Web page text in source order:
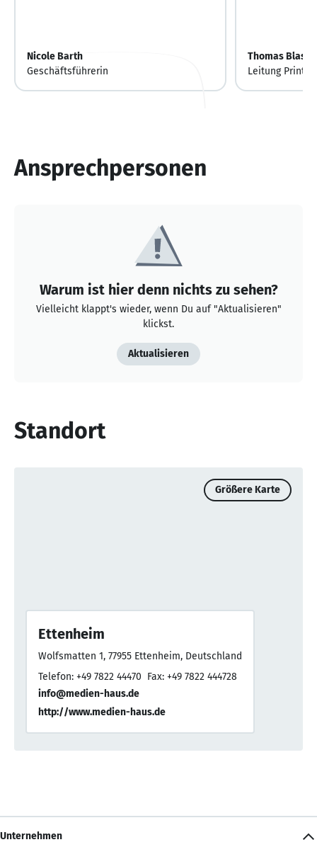
Nicole Barth
Geschäftsführerin
Thomas Blase
Leitung Print /
Ansprechpersonen
Warum ist hier denn nichts zu sehen?
Vielleicht klappt's wieder, wenn Du auf "Aktualisieren"
klickst.
Aktualisieren
Standort
Größere Karte
Ettenheim
Wolfsmatten 1, 77955 Ettenheim, Deutschland
Telefon: +49 7822 44470 Fax: +49 7822 444728
info@medien-haus.de
http://www.medien-haus.de
Unternehmen